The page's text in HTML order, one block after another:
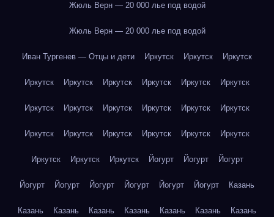
Жюль Верн — 20 000 лье под водой
Жюль Верн — 20 000 лье под водой
Иван Тургенев — Отцы и дети Иркутск Иркутск Иркутск
Иркутск Иркутск Иркутск Иркутск Иркутск Иркутск
Иркутск Иркутск Иркутск Иркутск Иркутск Иркутск
Иркутск Иркутск Иркутск Иркутск Иркутск Иркутск
Иркутск Иркутск Иркутск Йогурт Йогурт Йогурт
Йогурт Йогурт Йогурт Йогурт Йогурт Йогурт Казань
Казань Казань Казань Казань Казань Казань Казань